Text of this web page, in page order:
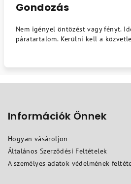
Gondozás
Nem igényel öntözést vagy fényt.
páratartalom. Kerülni kell a
Információk Önnek
Hogyan vásároljon
Általános Szerződési Feltételek
A személyes adatok védelmének